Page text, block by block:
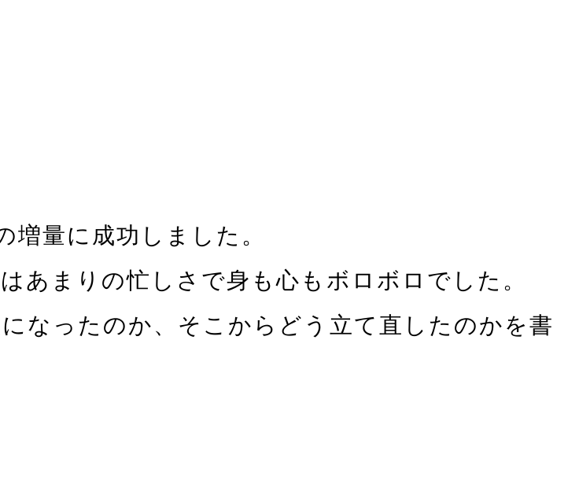
増量に成功しました。
あまりの忙しさで身も心もボロボロでした。
なったのか、そこからどう立て直したのかを書